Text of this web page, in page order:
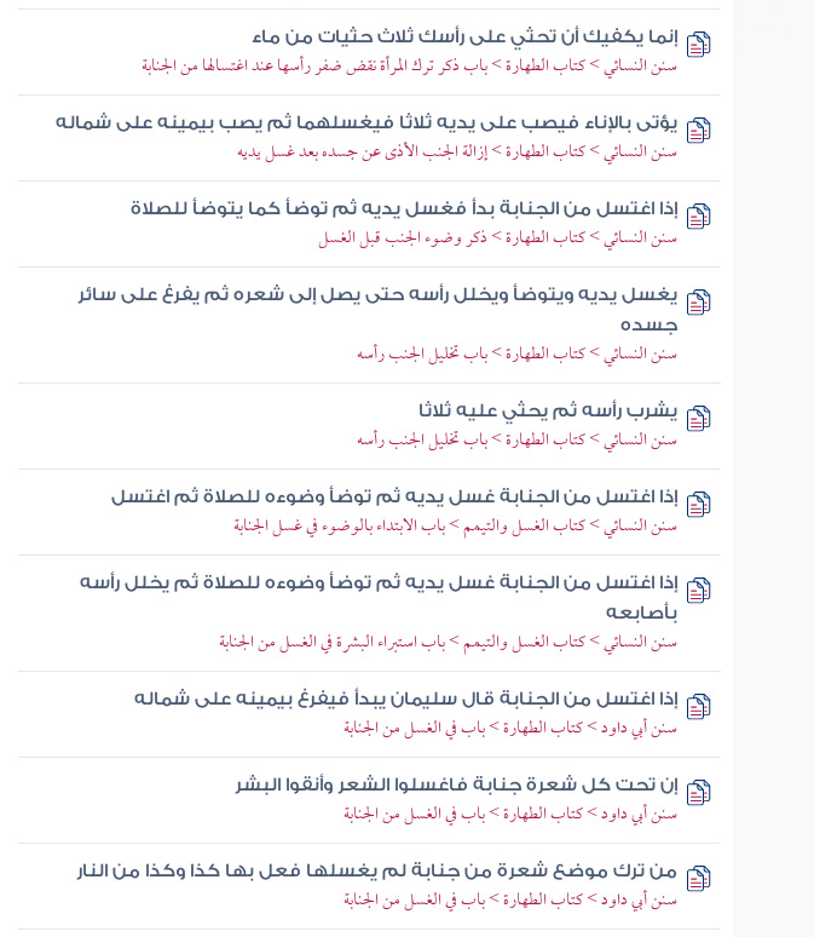
إنما يكفيك أن تحثي على رأسك ثلاث حثيات من ماء
سنن النسائي > كتاب الطهارة > باب ذكر ترك المرأة نقض ضفر رأسها عند اغتسالها من الجنابة
يؤتى بالإناء فيصب على يديه ثلاثا فيغسلهما ثم يصب بيمينه على شماله
سنن النسائي > كتاب الطهارة > إزالة الجنب الأذى عن جسده بعد غسل يديه
إذا اغتسل من الجنابة بدأ فغسل يديه ثم توضأ كما يتوضأ للصلاة
سنن النسائي > كتاب الطهارة > ذكر وضوء الجنب قبل الغسل
يغسل يديه ويتوضأ ويخلل رأسه حتى يصل إلى شعره ثم يفرغ على سائر
جسده
سنن النسائي > كتاب الطهارة > باب تخليل الجنب رأسه
يشرب رأسه ثم يحثي عليه ثلاثا
سنن النسائي > كتاب الطهارة > باب تخليل الجنب رأسه
إذا اغتسل من الجنابة غسل يديه ثم توضأ وضوءه للصلاة ثم اغتسل
سنن النسائي > كتاب الغسل والتيمم > باب الابتداء بالوضوء في غسل الجنابة
إذا اغتسل من الجنابة غسل يديه ثم توضأ وضوءه للصلاة ثم يخلل رأسه
بأصابعه
سنن النسائي > كتاب الغسل والتيمم > باب استبراء البشرة في الغسل من الجنابة
إذا اغتسل من الجنابة قال سليمان يبدأ فيفرغ بيمينه على شماله
سنن أبي داود > كتاب الطهارة > باب في الغسل من الجنابة
إن تحت كل شعرة جنابة فاغسلوا الشعر وأنقوا البشر
سنن أبي داود > كتاب الطهارة > باب في الغسل من الجنابة
من ترك موضع شعرة من جنابة لم يغسلها فعل بها كذا وكذا من النار
سنن أبي داود > كتاب الطهارة > باب في الغسل من الجنابة